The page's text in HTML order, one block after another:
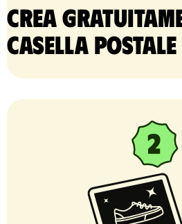
Crea
casella postale